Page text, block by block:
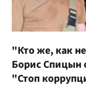
"Кто же, как
Борис Спицын
"Стоп